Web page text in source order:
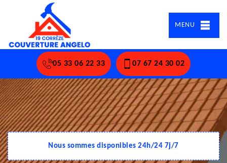
MENU
05 33 06 22 33 07 67 24 30 02
Nous sommes disponibles 24h/24 7j/7